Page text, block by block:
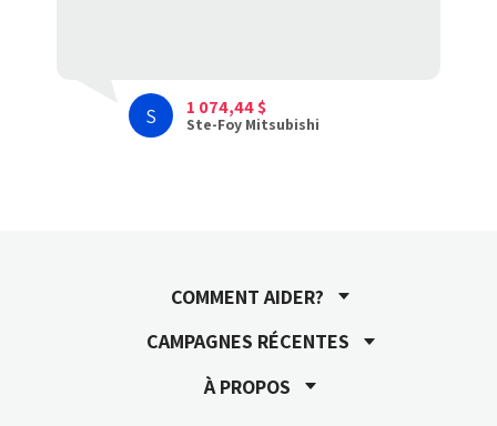
S 1 074,44 $
Ste-Foy Mitsubishi
COMMENT AIDER?
CAMPAGNES RÉCENTES
À PROPOS